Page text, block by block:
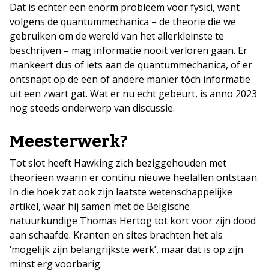
Dat is echter een enorm probleem voor fysici, want
volgens de quantummechanica – de theorie die we
gebruiken om de wereld van het allerkleinste te
beschrijven – mag informatie nooit verloren gaan. Er
mankeert dus of iets aan de quantummechanica, of er
ontsnapt op de een of andere manier tóch informatie
uit een zwart gat. Wat er nu echt gebeurt, is anno 2023
nog steeds onderwerp van discussie.
Meesterwerk?
Tot slot heeft Hawking zich beziggehouden met
theorieën waarin er continu nieuwe heelallen ontstaan.
In die hoek zat ook zijn laatste wetenschappelijke
artikel, waar hij samen met de Belgische
natuurkundige Thomas Hertog tot kort voor zijn dood
aan schaafde. Kranten en sites brachten het als
‘mogelijk zijn belangrijkste werk’, maar dat is op zijn
minst erg voorbarig.